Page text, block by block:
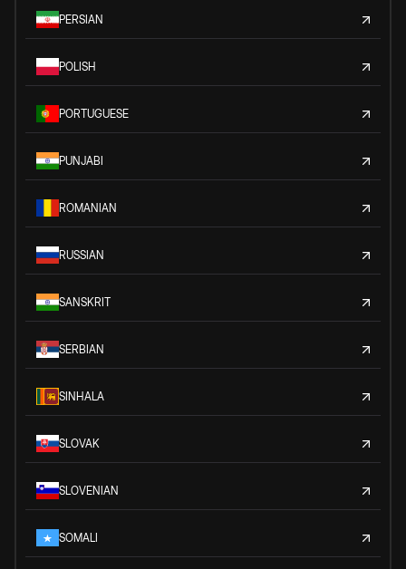
PERSIAN
POLISH
PORTUGUESE
PUNJABI
ROMANIAN
RUSSIAN
SANSKRIT
SERBIAN
SINHALA
SLOVAK
SLOVENIAN
SOMALI